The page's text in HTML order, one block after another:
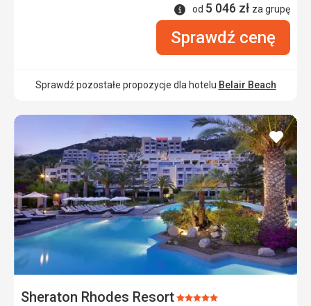
Informacje
od 5 046 zł za grupę
Sprawdź cenę
Sprawdź pozostałe propozycje dla hotelu Belair Beach
Sheraton Rhodes ResortOcena:
dodaj
do